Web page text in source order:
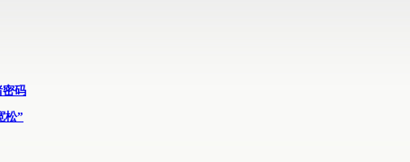
密码
松”